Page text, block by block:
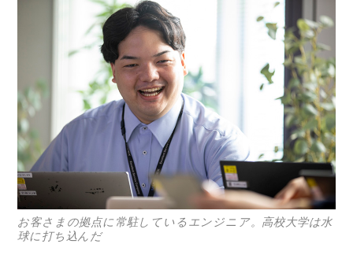
お客さまの拠点に常駐しているエンジニア。高校大学は水
球に打ち込んだ